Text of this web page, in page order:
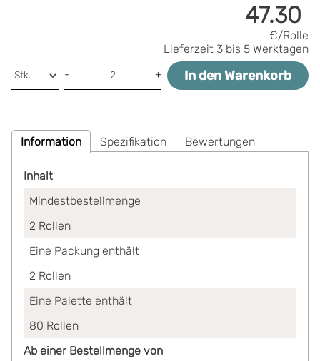
47.30
€/Rolle
Lieferzeit 3 bis 5 Werktagen
- + In den Warenkorb
Information Spezifikation Bewertungen
Inhalt
Mindestbestellmenge
2 Rollen
Eine Packung enthält
2 Rollen
Eine Palette enthält
80 Rollen
Ab einer Bestellmenge von